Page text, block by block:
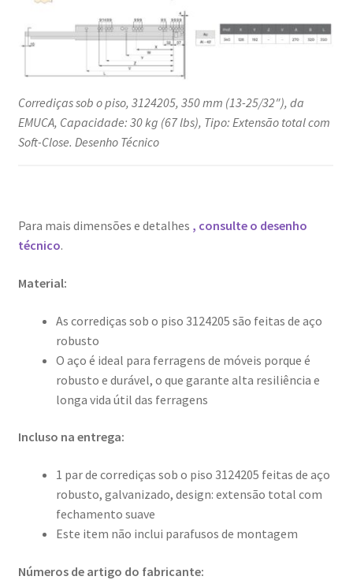
Corrediças sob o piso, 3124205, 350 mm (13-25/32″), da
EMUCA, Capacidade: 30 kg (67 lbs), Tipo: Extensão total com
Soft-Close. Desenho Técnico
Para mais dimensões e detalhes , consulte o desenho
técnico.
Material:
As corrediças sob o piso 3124205 são feitas de aço
robusto
O aço é ideal para ferragens de móveis porque é
robusto e durável, o que garante alta resiliência e
longa vida útil das ferragens
Incluso na entrega:
1 par de corrediças sob o piso 3124205 feitas de aço
robusto, galvanizado, design: extensão total com
fechamento suave
Este item não inclui parafusos de montagem
Números de artigo do fabricante: